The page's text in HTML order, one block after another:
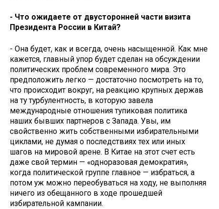
- Что ожидаете от двусторонней части визита
Президента России в Китай?
- Она будет, как и всегда, очень насыщенной. Как мне
кажется, главный упор будет сделан на обсуждении
политических проблем современного мира. Это
предположить легко — достаточно посмотреть на то,
что происходит вокруг, на реакцию крупных держав
на ту турбулентность, в которую завела
международные отношения тупиковая политика
наших бывших партнеров с Запада. Увы, им
свойственно жить собственными избирательными
циклами, не думая о последствиях тех или иных
шагов на мировой арене. В Китае на этот счет есть
даже свой термин — «одноразовая демократия»,
когда политической группе главное — избраться, а
потом уж можно переобуваться на ходу, не выполняя
ничего из обещанного в ходе прошедшей
избирательной кампании.